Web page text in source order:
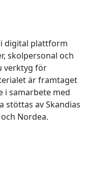
digital plattform
skolpersonal och
verktyg för
är framtaget
i samarbete med
stöttas av Skandias
Nordea.